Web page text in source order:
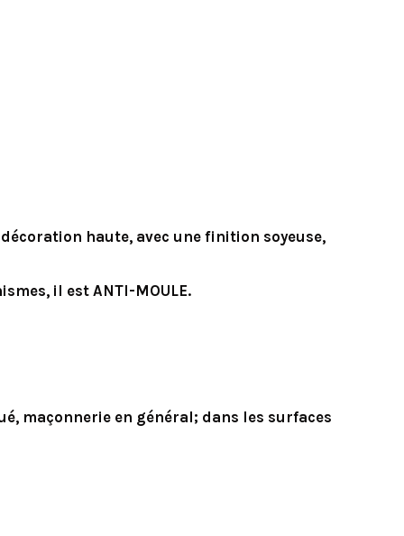
haute, avec une finition soyeuse,
il est ANTI-MOULE.
maçonnerie en général; dans les surfaces